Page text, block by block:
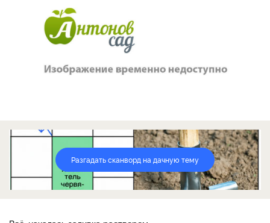
Разгадать сканворд на дачную тему